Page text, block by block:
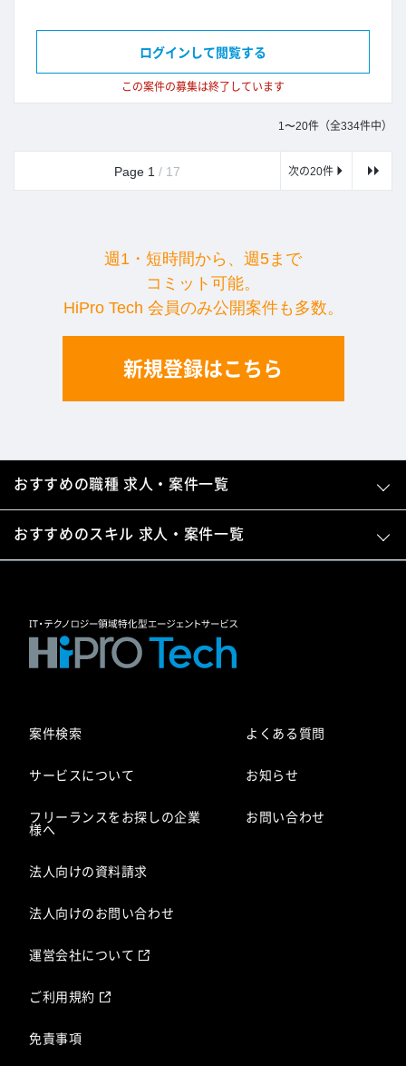
この案件の募集は終了しています
ログインして閲覧する
Page 1 / 17 次の20件
1〜20件（全334件中）
週1・短時間から、週5まで
コミット可能。
HiPro Tech 会員のみ公開案件も多数。
新規登録はこちら
おすすめの職種 求人・案件一覧
おすすめのスキル 求人・案件一覧
案件検索
サービスについて
フリーランスをお探しの企業
様へ
法人向けの資料請求
法人向けのお問い合わせ
よくある質問
お知らせ
お問い合わせ
運営会社について
ご利用規約
免責事項